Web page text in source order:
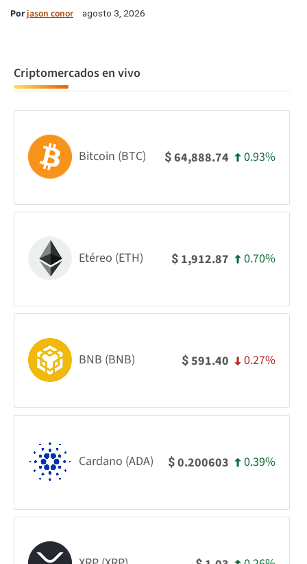
Porjason conor agosto 3, 2026
Criptomercados en vivo
Bitcoin (BTC) $64,888.74 0.93%
Etéreo (ETH) $ 1,912.87 0.70%
BNB (BNB) $591.40 0.27%
Cardano (ADA) $0.200603 0.39%